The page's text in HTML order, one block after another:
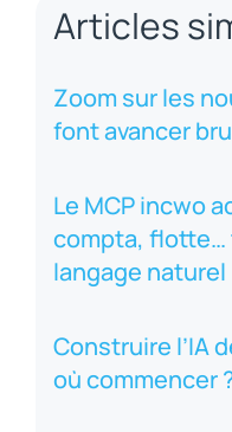
Articles
Zoom sur les
font avancer
Le MCP incwo
compta, flotte…
langage naturel
Construire l’IA
où commencer